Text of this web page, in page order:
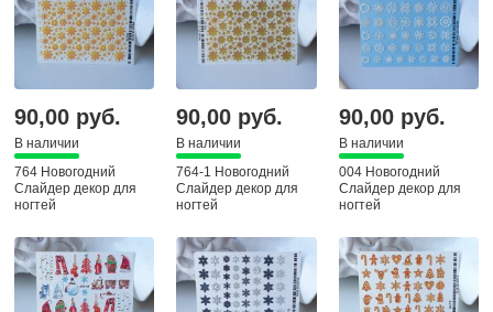
90,00 руб.
В наличии
764 Новогодний
Слайдер декор для
ногтей
90,00 руб.
В наличии
764-1 Новогодний
Слайдер декор для
ногтей
90,00 руб.
В наличии
004 Новогодний
Слайдер декор для
ногтей